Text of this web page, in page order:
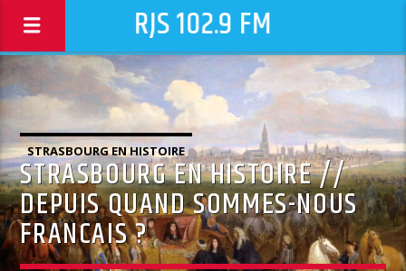
RJS 102.9 FM
STRASBOURG EN HISTOIRE
STRASBOURG EN HISTOIRE //
DEPUIS QUAND SOMMES-NOUS
FRANCAIS ?